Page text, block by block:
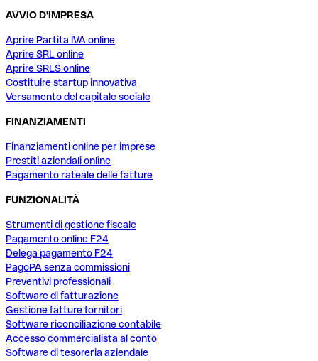
AVVIO D'IMPRESA
Aprire Partita IVA online
Aprire SRL online
Aprire SRLS online
Costituire startup innovativa
Versamento del capitale sociale
FINANZIAMENTI
Finanziamenti online per imprese
Prestiti aziendali online
Pagamento rateale delle fatture
FUNZIONALITÀ
Strumenti di gestione fiscale
Pagamento online F24
Delega pagamento F24
PagoPA senza commissioni
Preventivi professionali
Software di fatturazione
Gestione fatture fornitori
Software riconciliazione contabile
Accesso commercialista al conto
Software di tesoreria aziendale